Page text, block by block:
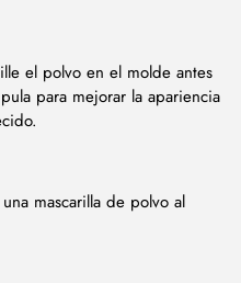
el polvo en el molde antes
para mejorar la apariencia
mascarilla de polvo al